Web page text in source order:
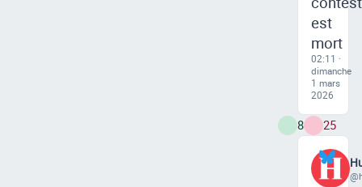
est
mort
02:11 ·
dimanche
1 mars
2026
8 25